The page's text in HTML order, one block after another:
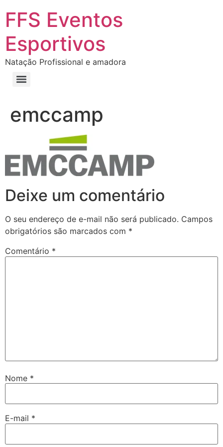
FFS Eventos
Esportivos
Natação Profissional e amadora
emccamp
Deixe um comentário
O seu endereço de e-mail não será publicado. Campos
obrigatórios são marcados com *
Comentário *
Nome *
E-mail *